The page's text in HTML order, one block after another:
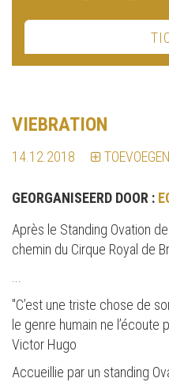
VIEBRATION
14.12.2018
GEORGANISEERD DOOR :
Après le Standing Ovation
chemin du Cirque Royal de
...
"C’est une triste chose de
le genre humain ne l’écoute
Victor Hugo
Accueillie par un standing